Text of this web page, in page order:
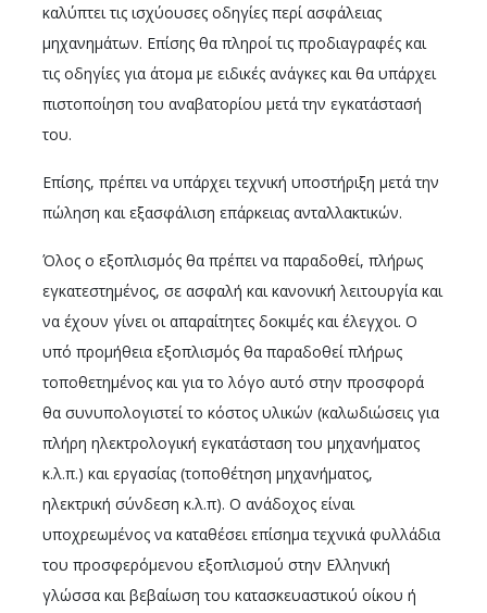
καλύπτει τις ισχύουσες οδηγίες περί ασφάλειας
μηχανημάτων. Επίσης θα πληροί τις προδιαγραφές και
τις οδηγίες για άτομα με ειδικές ανάγκες και θα υπάρχει
πιστοποίηση του αναβατορίου μετά την εγκατάστασή
του.
Επίσης, πρέπει να υπάρχει τεχνική υποστήριξη μετά την
πώληση και εξασφάλιση επάρκειας ανταλλακτικών.
Όλος ο εξοπλισμός θα πρέπει να παραδοθεί, πλήρως
εγκατεστημένος, σε ασφαλή και κανονική λειτουργία και
να έχουν γίνει οι απαραίτητες δοκιμές και έλεγχοι. Ο
υπό προμήθεια εξοπλισμός θα παραδοθεί πλήρως
τοποθετημένος και για το λόγο αυτό στην προσφορά
θα συνυπολογιστεί το κόστος υλικών (καλωδιώσεις για
πλήρη ηλεκτρολογική εγκατάσταση του μηχανήματος
κ.λ.π.) και εργασίας (τοποθέτηση μηχανήματος,
ηλεκτρική σύνδεση κ.λ.π). Ο ανάδοχος είναι
υποχρεωμένος να καταθέσει επίσημα τεχνικά φυλλάδια
του προσφερόμενου εξοπλισμού στην Ελληνική
γλώσσα και βεβαίωση του κατασκευαστικού οίκου ή